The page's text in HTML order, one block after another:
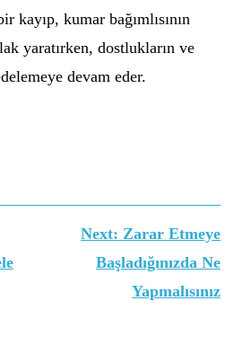
kayıp, kumar bağımlısının
yaratırken, dostlukların ve
devam eder.
Next: Zarar Etmeye
Başladığınızda Ne
Yapmalısınız